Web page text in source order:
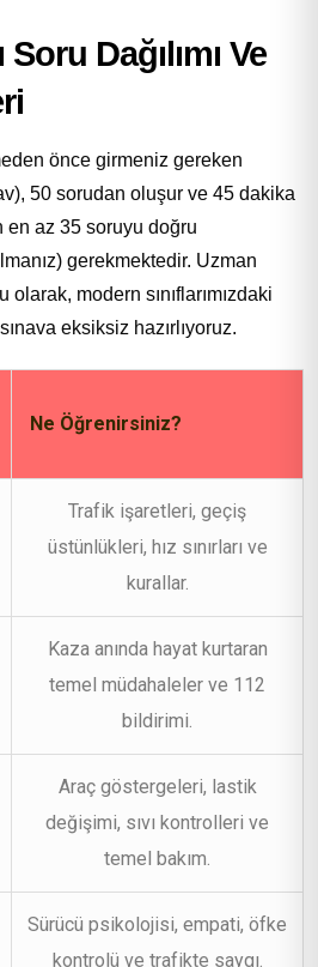
Soru Dağılımı Ve
önce girmeniz gereken
50 sorudan oluşur ve 45 dakika
en az 35 soruyu doğru
gerekmektedir. Uzman
modern sınıflarımızdaki
eksiksiz hazırlıyoruz.
Ne Öğrenirsiniz?
Trafik işaretleri, geçiş
üstünlükleri, hız sınırları ve
kurallar.
Kaza anında hayat kurtaran
temel müdahaleler ve 112
bildirimi.
Araç göstergeleri, lastik
değişimi, sıvı kontrolleri ve
temel bakım.
Sürücü psikolojisi, empati, öfke
kontrolü ve trafikte saygı.